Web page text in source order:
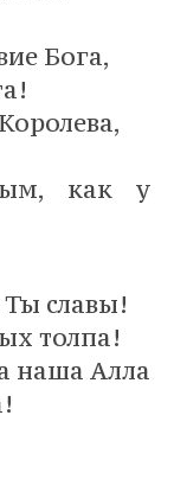
Бога,
как у
славы!
толпа!
наша Алла